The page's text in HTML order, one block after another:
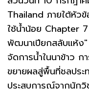
Thailand ภายใต้หัว
ใช้น้ำน้อย Chapter
พัฒนาเปียกสลับแห้ง
จัดการน้ำในนาข้าว ก
ขยายผลสู่พื้นที่ชลประ
ประสบการณ์จากนัก